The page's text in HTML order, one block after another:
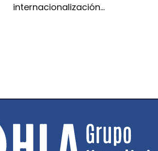
internacionalización…